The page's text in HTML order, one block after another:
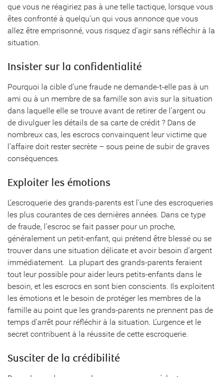
que vous ne réagiriez pas à une telle tactique, lorsque vous
êtes confronté à quelqu’un qui vous annonce que vous
allez être emprisonné, vous risquez d’agir sans réfléchir à la
situation.
Insister sur la confidentialité
Pourquoi la cible d’une fraude ne demande-t-elle pas à un
ami ou à un membre de sa famille son avis sur la situation
dans laquelle elle se trouve avant de retirer de l’argent ou
de divulguer les détails de sa carte de crédit ? Dans de
nombreux cas, les escrocs convainquent leur victime que
l’affaire doit rester secrète – sous peine de subir de graves
conséquences.
Exploiter les émotions
L’escroquerie des grands-parents est l’une des escroqueries
les plus courantes de ces dernières années. Dans ce type
de fraude, l’escroc se fait passer pour un proche,
généralement un petit-enfant, qui prétend être blessé ou se
trouver dans une situation délicate et avoir besoin d’argent
immédiatement. La plupart des grands-parents feraient
tout leur possible pour aider leurs petits-enfants dans le
besoin, et les escrocs en sont bien conscients. Ils exploitent
les émotions et le besoin de protéger les membres de la
famille au point que les grands-parents ne prennent pas de
temps d’arrêt pour réfléchir à la situation. L’urgence et le
secret contribuent à la réussite de cette escroquerie.
Susciter de la crédibilité